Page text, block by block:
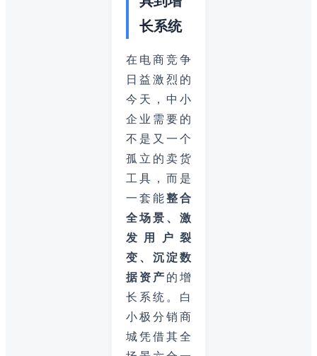
长系统
在电商竞争
日益激烈的
今天，中小
企业需要的
不是又一个
孤立的卖货
工具，而是
一套能整合
全场景、激
发用户裂
变、沉淀数
据资产 的增
长系统。白
小极分销商
城凭借其全